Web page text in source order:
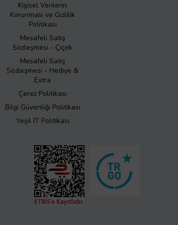
Kişisel Verilerin
Korunması ve Gizlilik
Politikası
Mesafeli Satış
Sözleşmesi - Çiçek
Mesafeli Satış
Sözleşmesi - Hediye &
Extra
Çerez Politikası
Bilgi Güvenliği Politikası
Yeşil IT Politikası